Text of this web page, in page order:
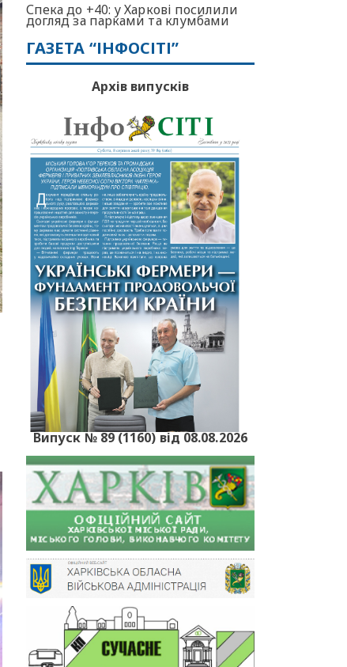
Спека до +40: у Харкові посилили
догляд за парками та клумбами
ГАЗЕТА “ІНФОСІТІ”
Архів випусків
Випуск № 89 (1160) від 08.08.2026